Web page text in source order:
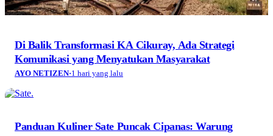
Di Balik Transformasi KA Cikuray, Ada Strategi
Komunikasi yang Menyatukan Masyarakat
AYO NETIZEN·1 hari yang lalu
Panduan Kuliner Sate Puncak Cipanas: Warung